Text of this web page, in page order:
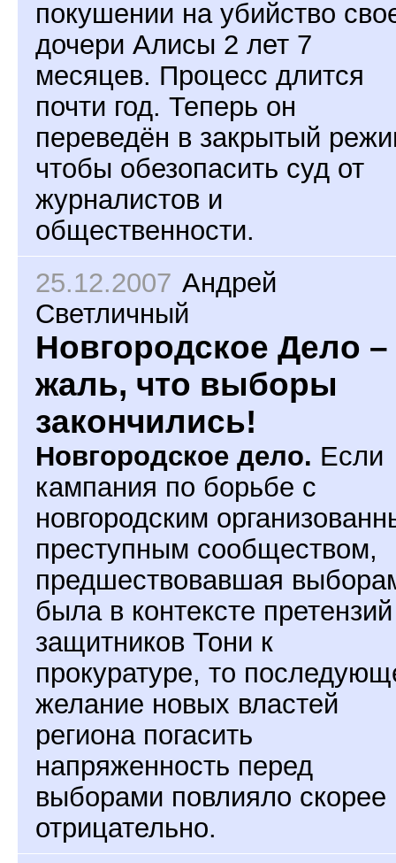
покушении на убийство
дочери Алисы 2 лет 7
месяцев. Процесс длится
почти год. Теперь он
переведён в закрытый
чтобы обезопасить суд от
журналистов и
общественности.
25.12.2007 Андрей
Светличный
Новгородское Дело –
жаль, что выборы
закончились!
Новгородское дело. Если
кампания по борьбе с
новгородским
преступным сообществом,
предшествовавшая
была в контексте претензий
защитников Тони к
прокуратуре, то
желание новых властей
региона погасить
напряженность перед
выборами повлияло скорее
отрицательно.